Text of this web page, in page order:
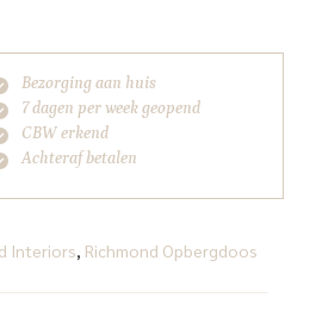
Bezorging aan huis
7 dagen per week geopend
CBW erkend
Achteraf betalen
Interiors, Richmond Opbergdoos